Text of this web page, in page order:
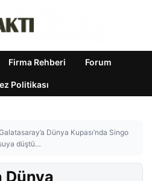
Firma Rehberi Forum
Politikası
Dünya Kupası’nda Singo
düştü…
Dünya